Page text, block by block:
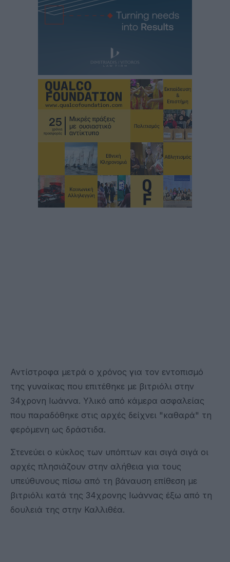
Αντίστροφα μετρά ο χρόνος για τον εντοπισμό
της γυναίκας που επιτέθηκε με βιτριόλι στην
34χρονη Ιωάννα. Υλικό από κάμερα ασφαλείας
που παραδόθηκε στις αρχές δείχνει "καθαρά" τη
φερόμενη ως δράστιδα.
Στενεύει ο κύκλος των υπόπτων και σιγά σιγά οι
αρχές πλησιάζουν στην αλήθεια για τους
υπεύθυνους πίσω από τη βάναυση επίθεση με
βιτριόλι κατά της 34χρονης Ιωάννας έξω από τη
δουλειά της στην Καλλιθέα.